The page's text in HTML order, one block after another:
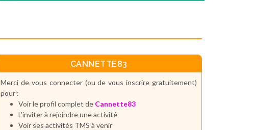
CANNETTE83
Merci de vous connecter (ou de vous inscrire gratuitement)
pour :
Voir le profil complet de Cannette83
L'inviter à rejoindre une activité
Voir ses activités TMS à venir